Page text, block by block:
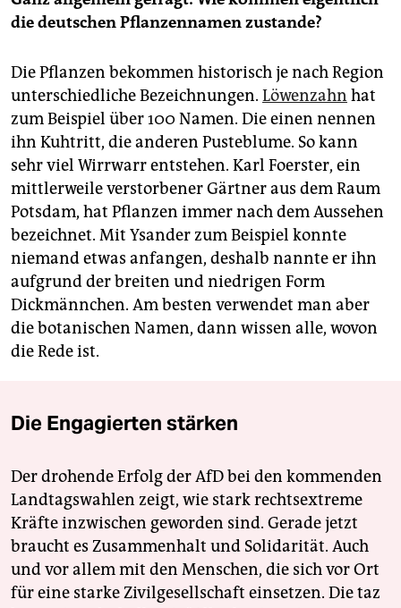
die deutschen Pflanzennamen zustande?
Die Pflanzen bekommen historisch je nach Region
unterschiedliche Bezeichnungen. Löwenzahn hat
zum Beispiel über 100 Namen. Die einen nennen
ihn Kuhtritt, die anderen Pusteblume. So kann
sehr viel Wirrwarr entstehen. Karl Foerster, ein
mittlerweile verstorbener Gärtner aus dem Raum
Potsdam, hat Pflanzen immer nach dem Aussehen
bezeichnet. Mit Ysander zum Beispiel konnte
niemand etwas anfangen, deshalb nannte er ihn
aufgrund der breiten und niedrigen Form
Dickmännchen. Am besten verwendet man aber
die botanischen Namen, dann wissen alle, wovon
die Rede ist.
Die Engagierten stärken
Der drohende Erfolg der AfD bei den kommenden
Landtagswahlen zeigt, wie stark rechtsextreme
Kräfte inzwischen geworden sind. Gerade jetzt
braucht es Zusammenhalt und Solidarität. Auch
und vor allem mit den Menschen, die sich vor Ort
für eine starke Zivilgesellschaft einsetzen. Die taz